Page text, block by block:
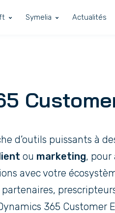
Symelia Actualités
d’outils puissants à
ou marketing, pour
avec votre
partenaires,
365 Customer